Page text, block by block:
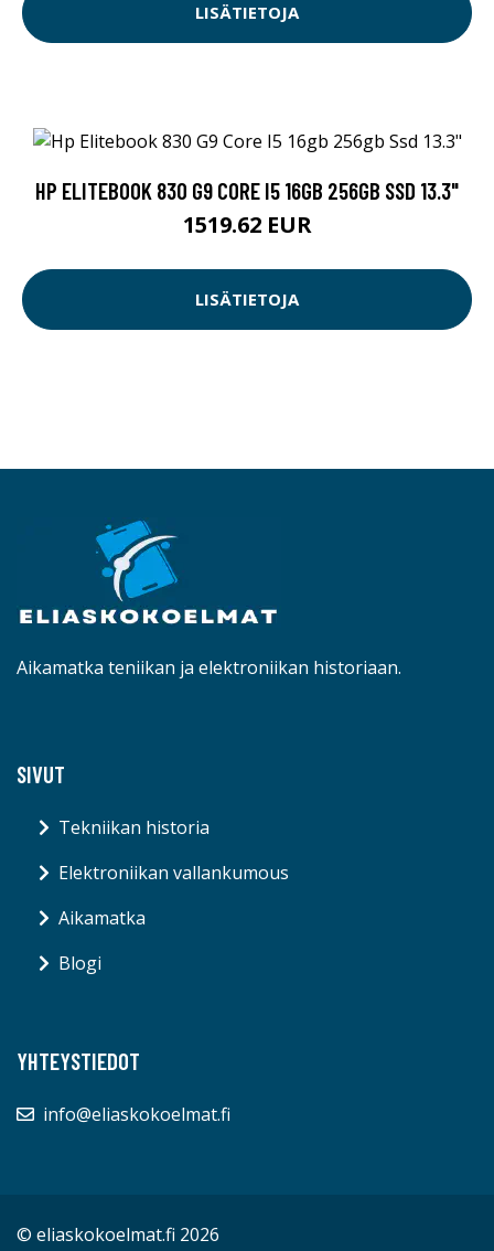
LISÄTIETOJA
HP ELITEBOOK 830 G9 CORE I5 16GB 256GB SSD 13.3"
1519.62 EUR
LISÄTIETOJA
Aikamatka teniikan ja elektroniikan historiaan.
SIVUT
Tekniikan historia
Elektroniikan vallankumous
Aikamatka
Blogi
YHTEYSTIEDOT
info@eliaskokoelmat.fi
© eliaskokoelmat.fi 2026